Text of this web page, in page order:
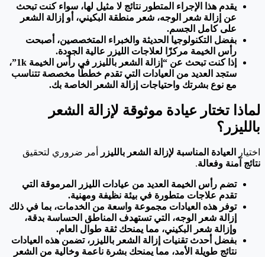
يقدم هذا الإجراء المتطور نتائج لا مثيل لها، سواء كنت تبحث
عن إزالة شعر الوجه، شعر منطقة البكيني، أو إزالة الشعر
على كامل الجسم.
بفضل التكنولوجيا الحديثة والخبراء المتخصصين، أصبحت
رأس الخيمة مركزًا لعلاجات الليزر عالية الجودة.
إذا كنت تبحث عن “إزالة الشعر بالليزر في رأس الخيمة 1k”،
ستجد العديد من العيادات التي تقدم خططًا مخصصة تتناسب
مع نوع بشرتك واحتياجات إزالة الشعر الخاصة بك.
لماذا تختار عيادة موثوقة لإزالة الشعر
بالليزر؟
اختيار العيادة المناسبة لإزالة الشعر بالليزر
أمر ضروري لتحقيق
نتائج آمنة وفعالة.
تضم رأس الخيمة العديد من عيادات الليزر المرموقة التي
تقدم علاجات متطورة في بيئة نظيفة ومهنية.
توفر هذه العيادات مجموعة واسعة من الخدمات، بما في ذلك
إزالة شعر الوجه، التي تستهدف المناطق الحساسة بدقة،
وإزالة شعر البكيني، مما يمنحك ثقة طوال العام.
بفضل أحدث تقنيات إزالة الشعر بالليزر، تضمن هذه العيادات
نتائج طويلة الأمد، مما يمنحك بشرة ناعمة وخالية من الشعر